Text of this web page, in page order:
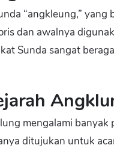
“angkleung,” yang
dan awalnya
Sunda sangat
mengalami banyak
ditujukan untuk